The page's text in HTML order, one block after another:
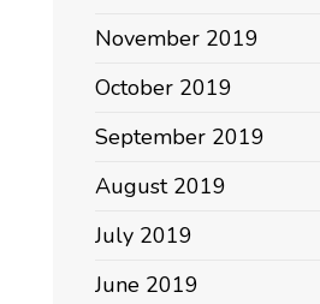
November 2019
October 2019
September 2019
August 2019
July 2019
June 2019